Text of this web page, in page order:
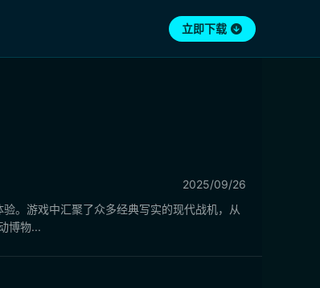
立即下载
2025/09/26
。游戏中汇聚了众多经典写实的现代战机，从
博物...